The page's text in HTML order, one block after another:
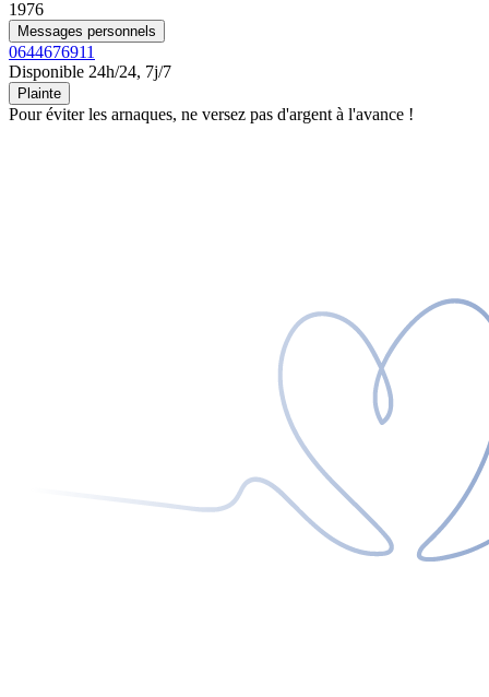
1976
Messages personnels
0644676911
Disponible 24h/24, 7j/7
Plainte
Pour éviter les arnaques, ne versez pas d'argent à l'avance !